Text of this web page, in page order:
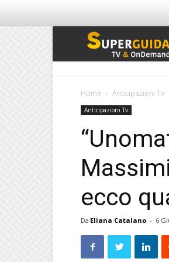
Home Anticipazioni Tv
Anticipazioni Tv
ecco
Da Eliana Catalano - 6